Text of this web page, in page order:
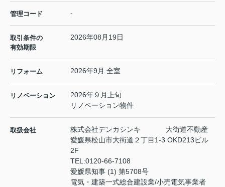
管理コード -
取引条件の
有効期限
2026年08月19日
リフォーム 2026年9月 全室
リノベーション
2026年９月上旬
リノベーション物件
取扱会社
株式会社デンカシンキ 大街道不動産
愛媛県松山市大街道２丁目1-3 OKD213ビル
2F
TEL:0120-66-7108
愛媛県知事 (1) 第5708号
電気・建築一式総合建設業/小売電気事業者